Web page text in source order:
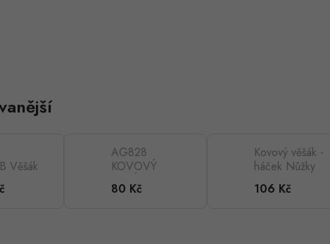
Věšák
AG828
KOVOVÝ
VĚŠÁK POD
SKŘÍŇ
80 Kč
Kovový věšák -
háček Nůžky
106 Kč